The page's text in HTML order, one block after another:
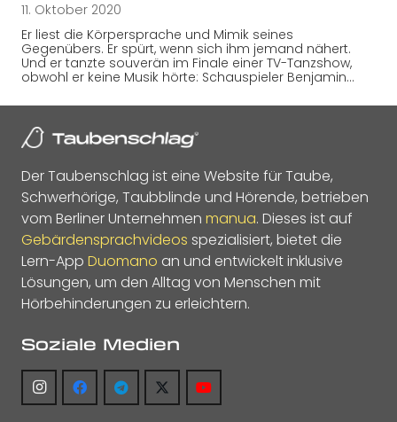
11. Oktober 2020
Er liest die Körpersprache und Mimik seines
Gegenübers. Er spürt, wenn sich ihm jemand nähert.
Und er tanzte souverän im Finale einer TV-Tanzshow,
obwohl er keine Musik hörte: Schauspieler Benjamin…
Der Taubenschlag ist eine Website für Taube,
Schwerhörige, Taubblinde und Hörende, betrieben
vom Berliner Unternehmen manua. Dieses ist auf
Gebärdensprachvideos spezialisiert, bietet die
Lern-App Duomano an und entwickelt inklusive
Lösungen, um den Alltag von Menschen mit
Hörbehinderungen zu erleichtern.
Soziale Medien